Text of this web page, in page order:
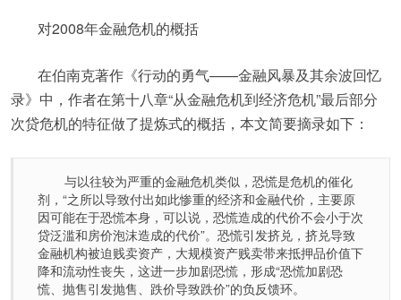
对2008年金融危机的概括
在伯南克著作《行动的勇气——金融风暴及其余波回忆
录》中，作者在第十八章“从金融危机到经济危机”最后部分
次贷危机的特征做了提炼式的概括，本文简要摘录如下：
与以往较为严重的金融危机类似，恐慌是危机的催化
剂，“之所以导致付出如此惨重的经济和金融代价，主要原
因可能在于恐慌本身，可以说，恐慌造成的代价不会小于次
贷泛滥和房价泡沫造成的代价”。恐慌引发挤兑，挤兑导致
金融机构被迫贱卖资产，大规模资产贱卖带来抵押品价值下
降和流动性丧失，这进一步加剧恐慌，形成“恐慌加剧恐
慌、抛售引发抛售、跌价导致跌价”的负反馈环。